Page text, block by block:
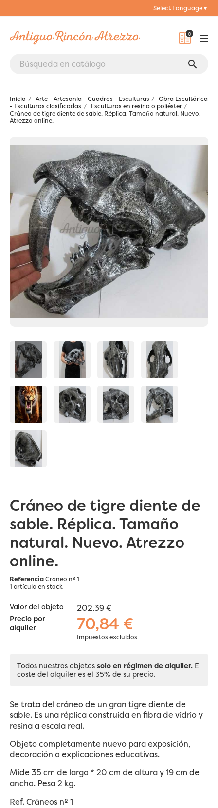
Select Language▼
0
search
Inicio Arte - Artesanía - Cuadros - Esculturas
Obra Escultórica
- Esculturas clasificadas
Esculturas en resina o poliéster
Cráneo de tigre diente de sable. Réplica. Tamaño natural. Nuevo.
Atrezzo online.
Cráneo de tigre diente de
sable. Réplica. Tamaño
natural. Nuevo. Atrezzo
online.
ReferenciaCráneo nº 1
1 artículo en stock
Valor del objeto 202,39 €
Precio por
alquiler
70,84 €
Impuestos excluidos
Todos nuestros objetos solo en régimen de alquiler. El
coste del alquiler es el 35% de su precio.
Se trata del cráneo de un gran tigre diente de
sable. Es una réplica construida en fibra de vidrio y
resina a escala real.
Objeto completamente nuevo para exposición,
decoración o explicaciones educativas.
Mide 35 cm de largo * 20 cm de altura y 19 cm de
ancho. Pesa 2 kg.
Ref. Cráneos nº 1